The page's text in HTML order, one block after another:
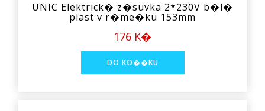
UNIC Elektrick� z�suvka 2*230V b�l�
plast v r�me�ku 153mm
176 K�